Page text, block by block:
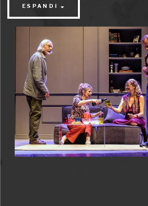
in cui si rischia qualcosa, ma proprio
rischiamo di essere felici.
Lunedì 24 febbraio con gliOblivion
Tuttorial – Guida contromano alla
contemporaneità
". Diretto da
gruppo comico musicale-teatrale
approccio vitalistico, appassionato
vita, la nostra e quella del pianeta
loro spettacolo è un’ode al tuffarsi,
nostri sogni, alle scelte coraggiose
ESPANDI